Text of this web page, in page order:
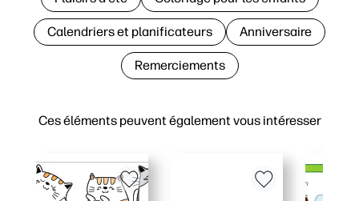
Ces éléments peuvent également vous intéresser
Calendriers et planificateurs Anniversaire
Remerciements